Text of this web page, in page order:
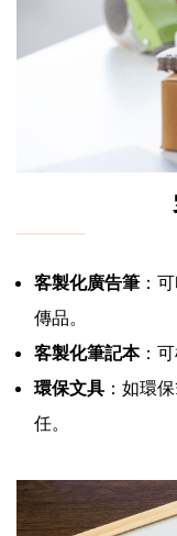
客製化廣告筆 ：
傳品。
客製化筆記本：
環保文具 ：如環
任。